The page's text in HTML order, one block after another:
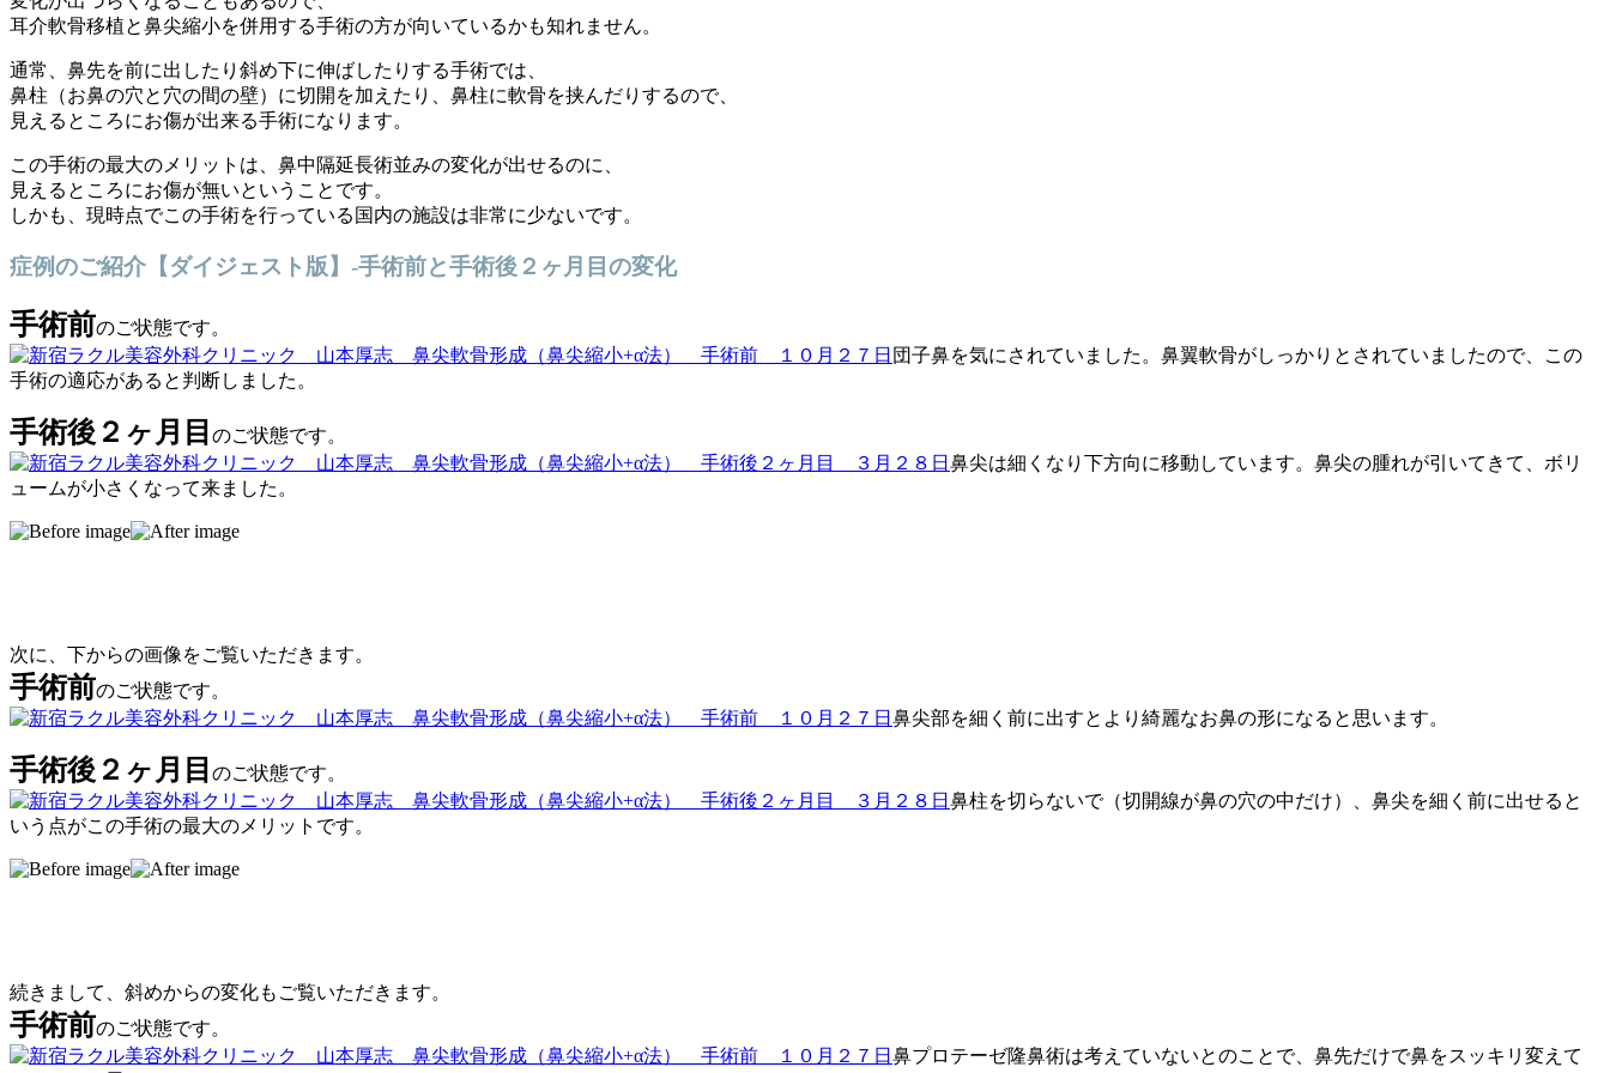
耳介軟骨移植と鼻尖縮小を併用する手術の方が向いているかも知れません。
通常、鼻先を前に出したり斜め下に伸ばしたりする手術では、
鼻柱（お鼻の穴と穴の間の壁）に切開を加えたり、鼻柱に軟骨を挟んだりするので、
見えるところにお傷が出来る手術になります。
この手術の最大のメリットは、鼻中隔延長術並みの変化が出せるのに、
見えるところにお傷が無いということです。
しかも、現時点でこの手術を行っている国内の施設は非常に少ないです。
症例のご紹介【ダイジェスト版】-手術前と手術後２ヶ月目の変化
手術前のご状態です。
団子鼻を気にされていました。鼻翼軟骨がしっかりとされていましたので、この
手術の適応があると判断しました。
手術後２ヶ月目 のご状態です。
鼻尖は細くなり下方向に移動しています。鼻尖の腫れが引いてきて、ボリ
ュームが小さくなって来ました。
次に、下からの画像をご覧いただきます。
手術前のご状態です。
鼻尖部を細く前に出すとより綺麗なお鼻の形になると思います。
手術後２ヶ月目 のご状態です。
鼻柱を切らないで（切開線が鼻の穴の中だけ）、鼻尖を細く前に出せると
いう点がこの手術の最大のメリットです。
続きまして、斜めからの変化もご覧いただきます。
手術前のご状態です。
鼻プロテーゼ隆鼻術は考えていないとのことで、鼻先だけで鼻をスッキリ変えて